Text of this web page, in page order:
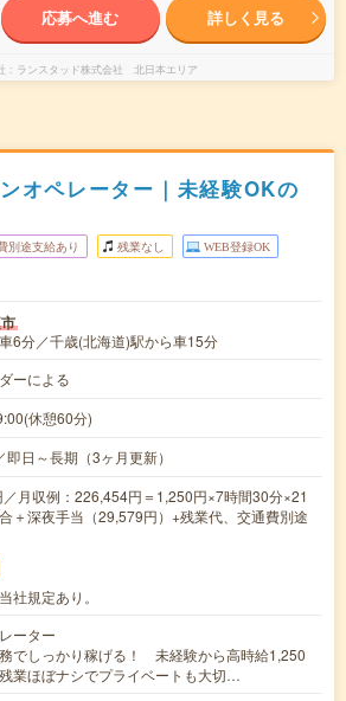
応募へ進む 詳しく見る
ランスタッド株式会社 北日本エリア
オペレーター｜未経験OKの
別途支給あり 残業なし WEB登録OK
6分／千歳(北海道)駅から車15分
ーによる
休憩60分)
日～長期（3ヶ月更新）
月収例：226,454円＝1,250円×7時間30分×21
＋深夜手当（29,579円）+残業代、交通費別途
社規定あり。
ーター
でしっかり稼げる！ 未経験から高時給1,250
業ほぼナシでプライベートも大切…